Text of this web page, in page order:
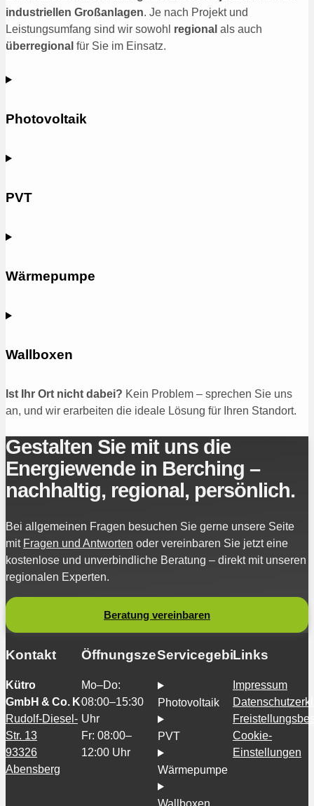
industriellen Großanlagen. Je nach Projekt und
Leistungsumfang sind wir sowohl regional als auch
überregional für Sie im Einsatz.
Photovoltaik
PVT
Wärmepumpe
Wallboxen
Ist Ihr Ort nicht dabei? Kein Problem – sprechen Sie uns
an, und wir erarbeiten die ideale Lösung für Ihren Standort.
Gestalten Sie mit uns die
Energiewende in Berching –
nachhaltig, regional, persönlich.
Bei allgemeinen Fragen besuchen Sie gerne unsere Seite
mit Fragen und Antworten oder vereinbaren Sie jetzt eine
kostenlose und unverbindliche Beratung – direkt mit unseren
regionalen Experten.
Beratung vereinbaren
Kontakt
Kütro
GmbH & Co. KG
Rudolf-Diesel-
Str. 13
93326
Abensberg
Öffnungszeiten
Mo–Do:
08:00–15:30
Uhr
Fr: 08:00–
12:00 Uhr
Servicegebiete
Photovoltaik
PVT
Wärmepumpe
Wallboxen
Links
Impressum
Cookie-
Einstellungen